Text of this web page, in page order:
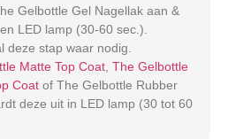
Gelbottle Gel Nagellak aan &
LED lamp (30-60 sec.).
deze stap waar nodig.
Matte Top Coat The Gelbottle
Coat of The Gelbottle Rubber
deze uit in LED lamp (30 tot 60